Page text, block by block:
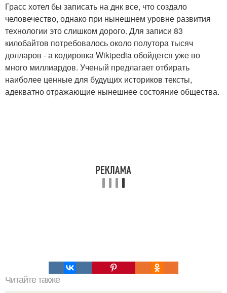
Грасс хотел бы записать на днк все, что создало
человечество, однако при нынешнем уровне развития
технологии это слишком дорого. Для записи 83
килобайтов потребовалось около полутора тысяч
долларов - а кодировка Wikipedia обойдется уже во
много миллиардов. Ученый предлагает отбирать
наиболее ценные для будущих историков тексты,
адекватно отражающие нынешнее состояние общества.
Читайте также